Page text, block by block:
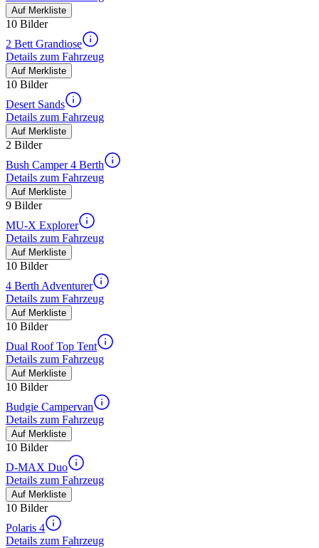
Auf Merkliste
10 Bilder
2 Bett Grandiose
Details zum Fahrzeug
Auf Merkliste
10 Bilder
Desert Sands
Details zum Fahrzeug
Auf Merkliste
2 Bilder
Bush Camper 4 Berth
Details zum Fahrzeug
Auf Merkliste
9 Bilder
MU-X Explorer
Details zum Fahrzeug
Auf Merkliste
10 Bilder
4 Berth Adventurer
Details zum Fahrzeug
Auf Merkliste
10 Bilder
Dual Roof Top Tent
Details zum Fahrzeug
Auf Merkliste
10 Bilder
Budgie Campervan
Details zum Fahrzeug
Auf Merkliste
10 Bilder
D-MAX Duo
Details zum Fahrzeug
Auf Merkliste
10 Bilder
Polaris 4
Details zum Fahrzeug